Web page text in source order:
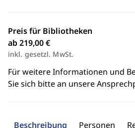
Preis für Bibliotheken
ab 219,00 €
inkl. gesetzl. MwSt.
Für weitere Informationen und
Sie sich bitte an unsere
Beschreibung Personen